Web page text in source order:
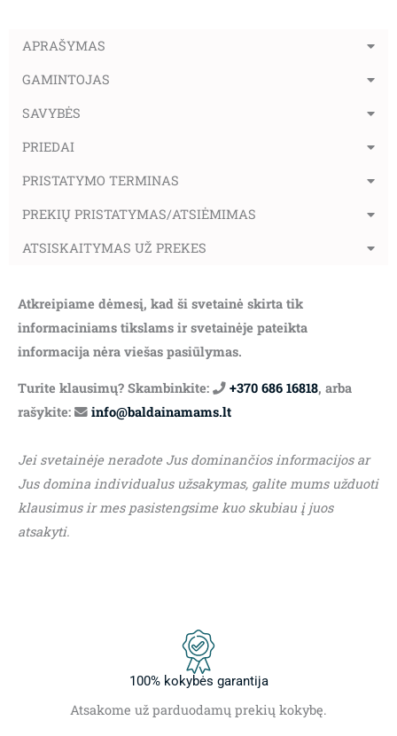
APRAŠYMAS
GAMINTOJAS
SAVYBĖS
PRIEDAI
PRISTATYMO TERMINAS
PREKIŲ PRISTATYMAS/ATSIĖMIMAS
ATSISKAITYMAS UŽ PREKES
Atkreipiame dėmesį, kad ši svetainė skirta tik
informaciniams tikslams ir svetainėje pateikta
informacija nėra viešas pasiūlymas.
Turite klausimų? Skambinkite: +370 686 16818, arba
rašykite:
info@baldainamams.lt
Jei svetainėje neradote Jus dominančios informacijos ar
Jus domina individualus užsakymas, galite mums užduoti
klausimus ir mes pasistengsime kuo skubiau į juos
atsakyti.
100% kokybės garantija
Atsakome už parduodamų prekių kokybę.